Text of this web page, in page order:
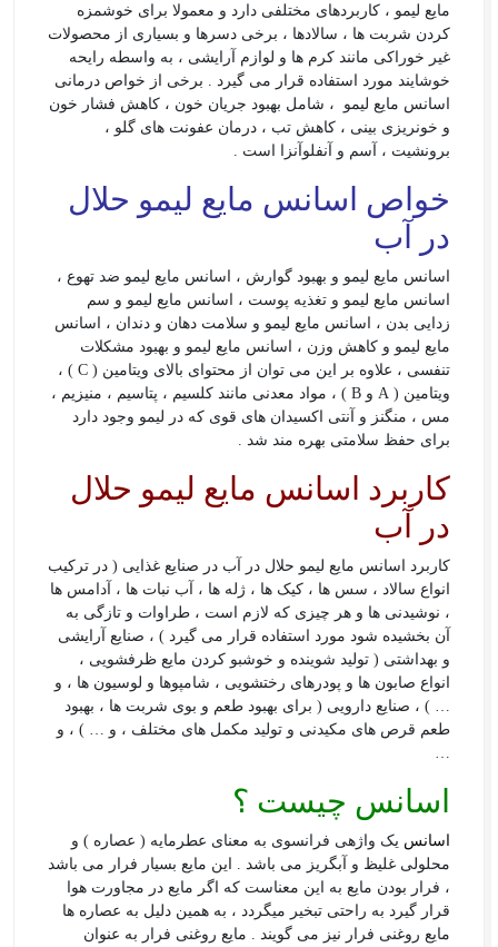
مایع لیمو ، کاربردهای مختلفی دارد و معمولا برای خوشمزه
کردن شربت ها ، سالادها ، برخی دسرها و بسیاری از محصولات
غیر خوراکی مانند کرم ها و لوازم آرایشی ، به واسطه رایحه
خوشایند مورد استفاده قرار می گیرد . برخی از خواص درمانی
اسانس مایع لیمو ، شامل بهبود جریان خون ، کاهش فشار خون
و خونریزی بینی ، کاهش تب ، درمان عفونت های گلو ،
برونشیت ، آسم و آنفلوآنزا است .
خواص اسانس مایع لیمو حلال
در آب
اسانس مایع لیمو و بهبود گوارش ، اسانس مایع لیمو ضد تهوع ،
اسانس مایع لیمو و تغذیه پوست ، اسانس مایع لیمو و سم
زدایی بدن ، اسانس مایع لیمو و سلامت دهان و دندان ، اسانس
مایع لیمو و کاهش وزن ، اسانس مایع لیمو و بهبود مشکلات
تنفسی ، علاوه بر این می توان از محتوای بالای ویتامین ( C ) ،
ویتامین ( A و B ) ، مواد معدنی مانند کلسیم ، پتاسیم ، منیزیم ،
مس ، منگنز و آنتی اکسیدان های قوی که در لیمو وجود دارد
برای حفظ سلامتی بهره مند شد .
کاربرد اسانس مایع لیمو حلال
در آب
کاربرد اسانس مایع لیمو حلال در آب در صنایع غذایی ( در ترکیب
انواع سالاد ، سس ها ، کیک ها ، ژله ها ، آب نبات ها ، آدامس ها
، نوشیدنی ها و هر چیزی که لازم است ، طراوات و تازگی به
آن بخشیده شود مورد استفاده قرار می گیرد ) ، صنایع آرایشی
و بهداشتی ( تولید شوینده و خوشبو کردن مایع ظرفشویی ،
انواع صابون ها و پودرهای رختشویی ، شامپوها و لوسیون ها ، و
… ) ، صنایع دارویی ( برای بهبود طعم و بوی شربت ها ، بهبود
طعم قرص های مکیدنی و تولید مکمل های مختلف ، و … ) ، و
اسانس چیست ؟
اسانس یک واژه­ی فرانسوی به معنای عطرمایه ( عصاره ) و
محلولی غلیظ و آبگریز می ­باشد . این مایع بسیار فرار می­ باشد
، فرار بودن مایع به این معناست که اگر مایع در مجاورت هوا
قرار گیرد به راحتی تبخیر می­گردد ، به همین دلیل به عصاره­ ها
مایع روغنی فرار نیز می گویند . مایع روغنی فرار به عنوان